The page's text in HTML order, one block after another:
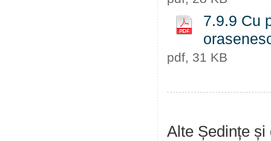
7.9.9 Cu
pdf, 31 KB
Alte Ședințe și